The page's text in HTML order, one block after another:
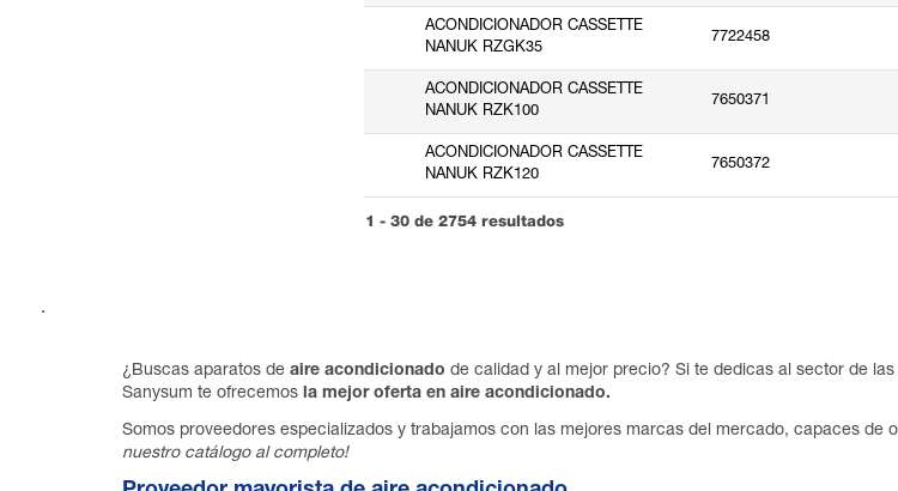
(54)
ACONDICIONADOR CASSETTE
NANUK RZGK35
7722458
ACONDICIONADOR CASSETTE
NANUK RZK100
7650371
ACONDICIONADOR CASSETTE
NANUK RZK120
7650372
1 - 30 de 2754 resultados
.
¿Buscas aparatos de aire acondicionado de calidad y al mejor precio? Si te dedicas al sector de
Sanysum te ofrecemos la mejor oferta en aire acondicionado.
Somos proveedores especializados y trabajamos con las mejores marcas del mercado, capaces de
nuestro catálogo al completo!